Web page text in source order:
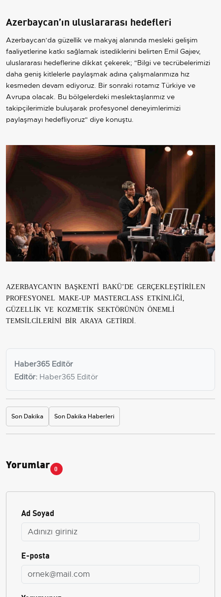
Azerbaycan’ın uluslararası hedefleri
Azerbaycan’da güzellik ve makyaj alanında mesleki gelişim
faaliyetlerine katkı sağlamak istediklerini belirten Emil Gajıev,
uluslararası hedeflerine dikkat çekerek; "Bilgi ve tecrübelerimizi
daha geniş kitlelerle paylaşmak adına çalışmalarımıza hız
kesmeden devam ediyoruz. Bir sonraki rotamız Türkiye ve
Avrupa olacak. Bu bölgelerdeki meslektaşlarımız ve
takipçilerimizle buluşarak profesyonel deneyimlerimizi
paylaşmayı hedefliyoruz" diye konuştu.
AZERBAYCAN'IN BAŞKENTİ BAKÜ’DE GERÇEKLEŞTİRİLEN
PROFESYONEL MAKE-UP MASTERCLASS ETKİNLİĞİ,
GÜZELLİK VE KOZMETİK SEKTÖRÜNÜN ÖNEMLİ
TEMSİLCİLERİNİ BİR ARAYA GETİRDİ.
Haber365 Editör
Editör: Haber365 Editör
Son Dakika Son Dakika Haberleri
Yorumlar 0
Ad Soyad
E-posta